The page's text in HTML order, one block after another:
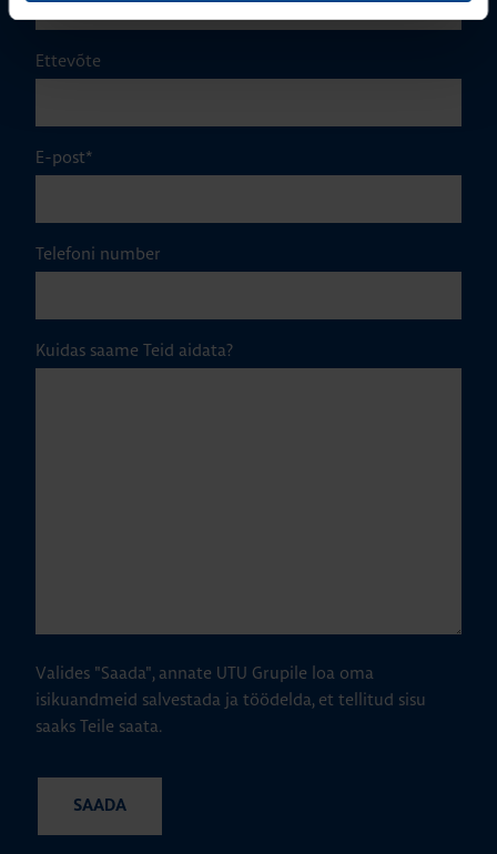
Ettevõte
E-post*
Telefoni number
Kuidas saame Teid aidata?
Valides "Saada", annate UTU Grupile loa oma
isikuandmeid salvestada ja töödelda, et tellitud sisu
saaks Teile saata.